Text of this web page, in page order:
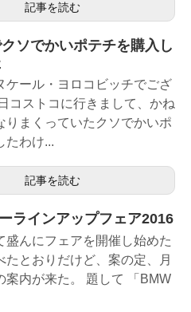
記事を読む
ソでかいポテチを購入し
ケール・ヨロコビッチでござ
コストコに行きまして、かね
りまくっていたクソでかいポ
たわけ...
記事を読む
ラインアップフェア2016
盛んにフェアを開催し始めた
たとおりだけど、案の定、月
案内が来た。 題して 「BMW